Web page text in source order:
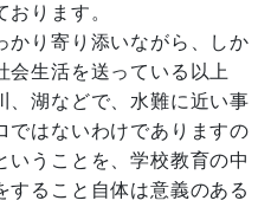
ります。
り寄り添いながら、しか
会生活を送っている以上
、湖などで、水難に近い事
ではないわけでありますの
いうことを、学校教育の中
すること自体は意義のある